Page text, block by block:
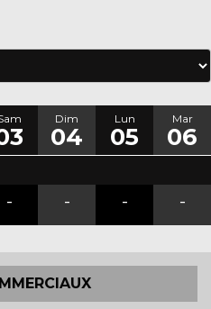
Dim
04
Lun
05
Mar
06
- - - -